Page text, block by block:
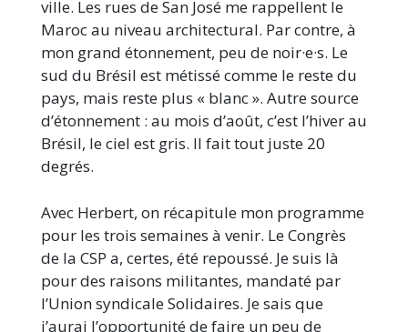
ville. Les rues de San José me rappellent le
Maroc au niveau architectural. Par contre, à
mon grand étonnement, peu de noir·e·s. Le
sud du Brésil est métissé comme le reste du
pays, mais reste plus « blanc ». Autre source
d’étonnement : au mois d’août, c’est l’hiver au
Brésil, le ciel est gris. Il fait tout juste 20
degrés.
Avec Herbert, on récapitule mon programme
pour les trois semaines à venir. Le Congrès
de la CSP a, certes, été repoussé. Je suis là
pour des raisons militantes, mandaté par
l’Union syndicale Solidaires. Je sais que
j’aurai l’opportunité de faire un peu de